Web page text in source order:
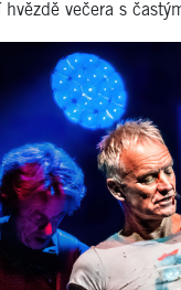
večera s